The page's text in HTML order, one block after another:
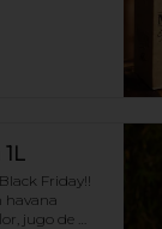
Friday!!
havana
jugo de